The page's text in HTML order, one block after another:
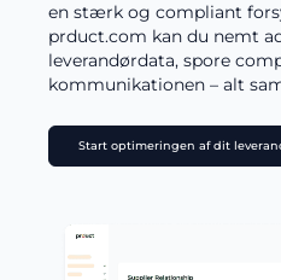
en stærk og compliant
prduct.com kan du nemt
leverandørdata, spore
kommunikationen – alt
Start optimeringen af dit